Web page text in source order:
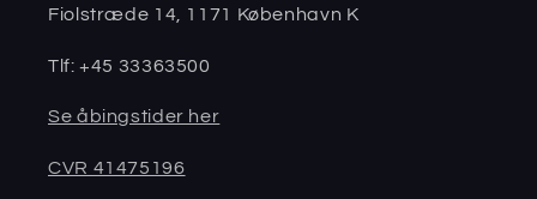
Fiolstræde 14, 1171 København K
Tlf: +45 33363500
Se åbingstider her
CVR 41475196